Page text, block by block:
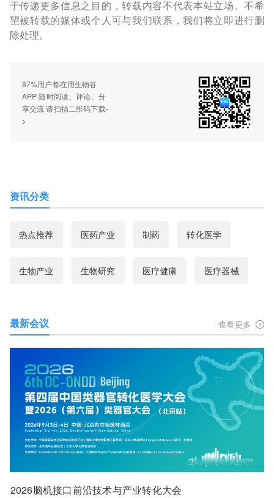
于传递更多信息之目的，转载内容不代表本站立场。不希
望被转载的媒体或个人可与我们联系，我们将立即进行删
除处理。
87%用户都在用生物谷
APP 随时阅读、评论、分
享交流 请扫描二维码下载-
>
资讯分类
热点推荐 医药产业 制药 转化医学
生物产业 生物研究 医疗健康 医疗器械
最新会议 查看更多
2026脑机接口前沿技术与产业转化大会